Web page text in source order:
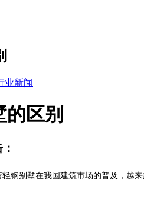
业新闻
区别
轻钢别墅在我国建筑市场的普及，越